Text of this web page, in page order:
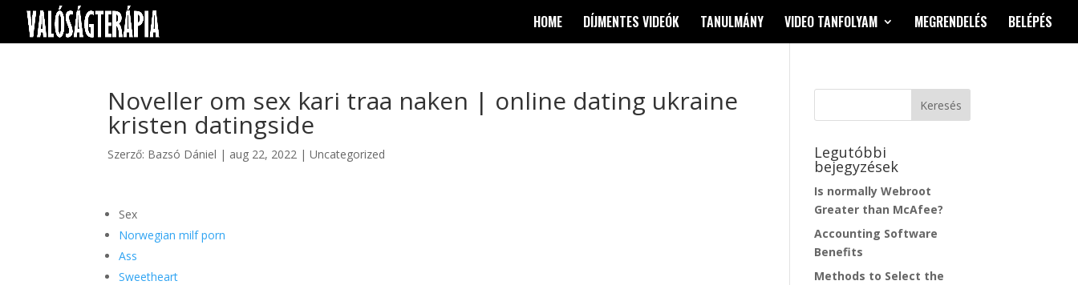
HOME DÍJMENTES VIDEÓK TANULMÁNY VIDEO TANFOLYAM MEGRENDELÉS BELÉPÉS
Noveller om sex kari traa naken | online dating ukraine
kristen datingside
Szerző: Bazsó Dániel | aug 22, 2022 |Uncategorized
Sex
Norwegian milf porn
Ass
Sweetheart
Legutóbbi
bejegyzések
Is normally Webroot
Greater than McAfee?
Accounting Software
Benefits
Methods to Select the